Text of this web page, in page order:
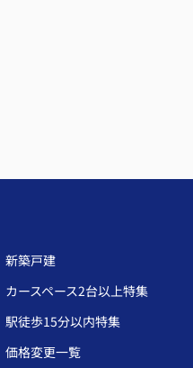
新築戸建
カースペース2台以上特集
駅徒歩15分以内特集
価格変更一覧